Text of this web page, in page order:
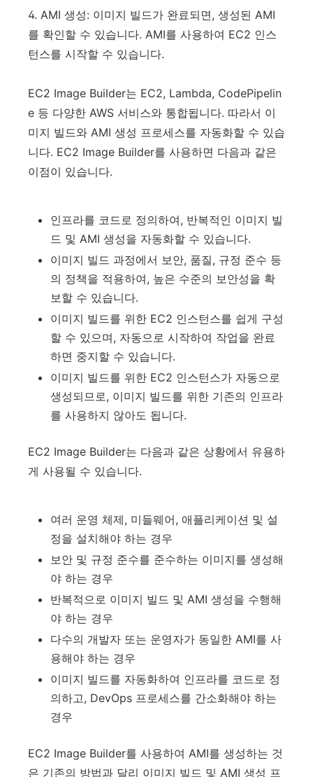
4. AMI 생성: 이미지 빌드가 완료되면, 생성된 AMI
를 확인할 수 있습니다. AMI를 사용하여 EC2 인스
턴스를 시작할 수 있습니다.
EC2 Image Builder는 EC2, Lambda, CodePipelin
e 등 다양한 AWS 서비스와 통합됩니다. 따라서 이
미지 빌드와 AMI 생성 프로세스를 자동화할 수 있습
니다. EC2 Image Builder를 사용하면 다음과 같은
이점이 있습니다.
인프라를 코드로 정의하여, 반복적인 이미지 빌
드 및 AMI 생성을 자동화할 수 있습니다.
이미지 빌드 과정에서 보안, 품질, 규정 준수 등
의 정책을 적용하여, 높은 수준의 보안성을 확
보할 수 있습니다.
이미지 빌드를 위한 EC2 인스턴스를 쉽게 구성
할 수 있으며, 자동으로 시작하여 작업을 완료
하면 중지할 수 있습니다.
이미지 빌드를 위한 EC2 인스턴스가 자동으로
생성되므로, 이미지 빌드를 위한 기존의 인프라
를 사용하지 않아도 됩니다.
EC2 Image Builder는 다음과 같은 상황에서 유용하
게 사용될 수 있습니다.
여러 운영 체제, 미들웨어, 애플리케이션 및 설
정을 설치해야 하는 경우
보안 및 규정 준수를 준수하는 이미지를 생성해
야 하는 경우
반복적으로 이미지 빌드 및 AMI 생성을 수행해
야 하는 경우
다수의 개발자 또는 운영자가 동일한 AMI를 사
용해야 하는 경우
이미지 빌드를 자동화하여 인프라를 코드로 정
의하고, DevOps 프로세스를 간소화해야 하는
경우
EC2 Image Builder를 사용하여 AMI를 생성하는 것
은 기존의 방법과 달리 이미지 빌드 및 AMI 생성 프